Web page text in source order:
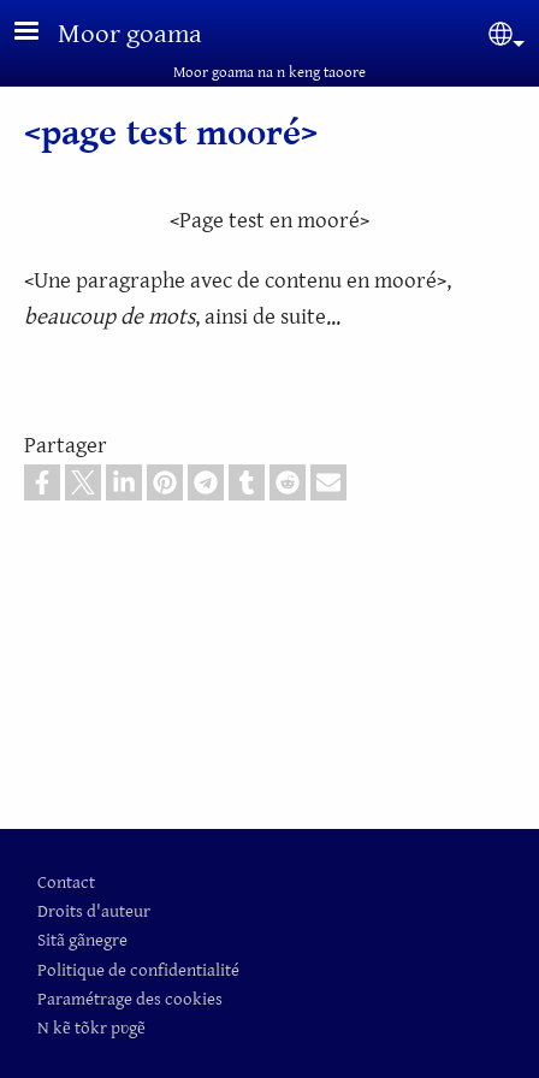
Aller au contenu principal
Moor goama
Moor goama na n keng taoore
<page test mooré>
<Page test en mooré>
<Une paragraphe avec de contenu en mooré>,
beaucoup de mots, ainsi de suite...
Partager
Contact
Droits d'auteur
Sitã gãnegre
Politique de confidentialité
Paramétrage des cookies
N kẽ tõkr pʋgẽ